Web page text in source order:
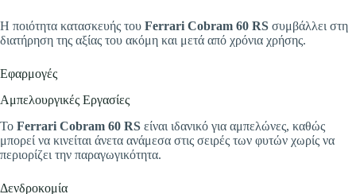
Η ποιότητα κατασκευής του Ferrari Cobram 60 RS συμβάλλει στη
διατήρηση της αξίας του ακόμη και μετά από χρόνια χρήσης.
Εφαρμογές
Αμπελουργικές Εργασίες
Το Ferrari Cobram 60 RS είναι ιδανικό για αμπελώνες, καθώς
μπορεί να κινείται άνετα ανάμεσα στις σειρές των φυτών χωρίς να
περιορίζει την παραγωγικότητα.
Δενδροκομία